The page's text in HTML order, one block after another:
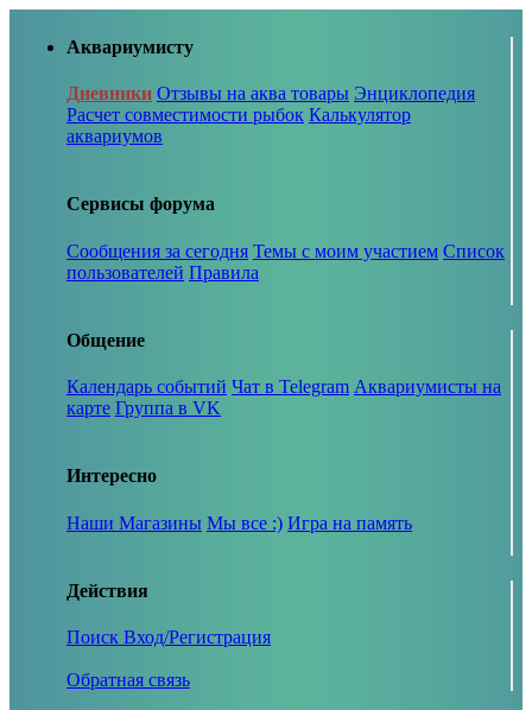
Аквариумисту
Дневники Отзывы на аква товары Энциклопедия
Расчет совместимости рыбок Калькулятор
аквариумов
Сервисы форума
Сообщения за сегодня Темы с моим участием Список
пользователей Правила
Общение
Календарь событий Чат в Telegram Аквариумисты на
карте Группа в VK
Интересно
Наши Магазины Мы все :) Игра на память
Действия
Поиск Вход/Регистрация
Обратная связь